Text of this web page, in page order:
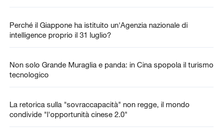
Perché il Giappone ha istituito un'Agenzia nazionale di
intelligence proprio il 31 luglio?
Non solo Grande Muraglia e panda: in Cina spopola il turismo
tecnologico
La retorica sulla "sovraccapacità" non regge, il mondo
condivide "l'opportunità cinese 2.0"